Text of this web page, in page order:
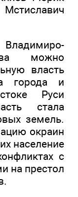
Владимиро-
можно
власть
города и
Руси
стала
земель.
окраин
население
с
на престол